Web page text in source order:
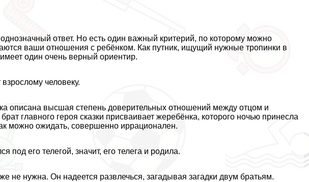
ответ. Но есть один важный критерий, по которому можно
ваши отношения с ребёнком. Как путник, ищущий нужные тропинки в
один очень верный ориентир.
человеку.
описана высшая степень доверительных отношений между отцом и
главного героя сказки присваивает жеребёнка, которого ночью принесла
можно ожидать, совершенно иррационален.
под его телегой, значит, его телега и родила.
не нужна. Он надеется развлечься, загадывая загадки двум братьям.